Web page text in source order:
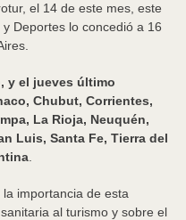
el 14 de este mes, este
Deportes lo concedió a 16
y el jueves último
Chubut, Corrientes,
La Rioja, Neuquén,
Luis, Santa Fe, Tierra del
importancia de esta
al turismo y sobre el